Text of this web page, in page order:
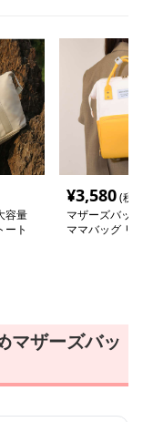
容量
ート
¥3,580(税
マザーズバッ
ママバッグ リ
マザーズバッ